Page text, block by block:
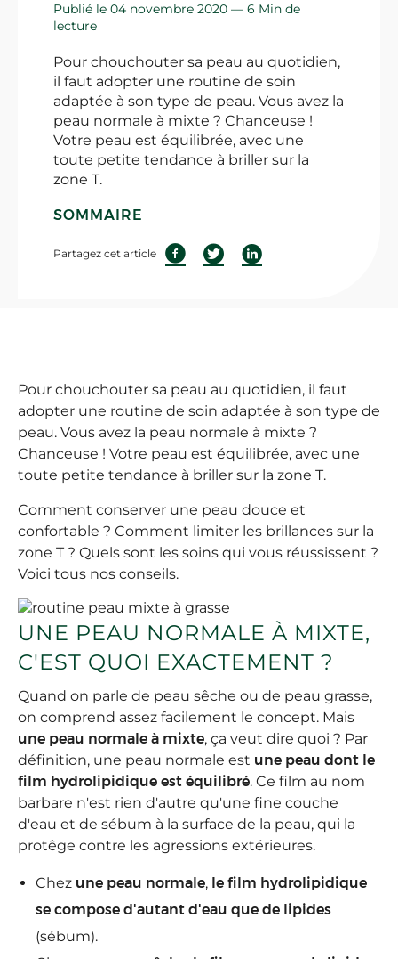
Publié le 04 novembre 2020 — 6 Min de
lecture
Pour chouchouter sa peau au quotidien,
il faut adopter une routine de soin
adaptée à son type de peau. Vous avez la
peau normale à mixte ? Chanceuse !
Votre peau est équilibrée, avec une
toute petite tendance à briller sur la
zone T.
SOMMAIRE
Partagez cet article
Pour chouchouter sa peau au quotidien, il faut
adopter une routine de soin adaptée à son type de
peau. Vous avez la peau normale à mixte ?
Chanceuse ! Votre peau est équilibrée, avec une
toute petite tendance à briller sur la zone T.
Comment conserver une peau douce et
confortable ? Comment limiter les brillances sur la
zone T ? Quels sont les soins qui vous réussissent ?
Voici tous nos conseils.
UNE PEAU NORMALE À MIXTE,
C'EST QUOI EXACTEMENT ?
Quand on parle de peau sêche ou de peau grasse,
on comprend assez facilement le concept. Mais
une peau normale à mixte, ça veut dire quoi ? Par
définition, une peau normale est une peau dont le
film hydrolipidique est équilibré. Ce film au nom
barbare n'est rien d'autre qu'une fine couche
d'eau et de sébum à la surface de la peau, qui la
protêge contre les agressions extérieures.
Chez une peau normale, le film hydrolipidique
se compose d'autant d'eau que de lipides
(sébum).